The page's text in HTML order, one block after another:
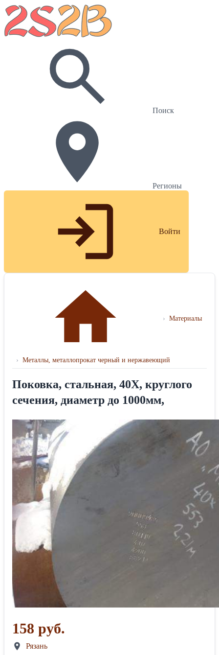
Поиск
Регионы
Войти
› Материалы
› Металлы, металлопрокат черный и нержавеющий
Поковка, стальная, 40Х, круглого
сечения, диаметр до 1000мм,
158 руб.
Рязань